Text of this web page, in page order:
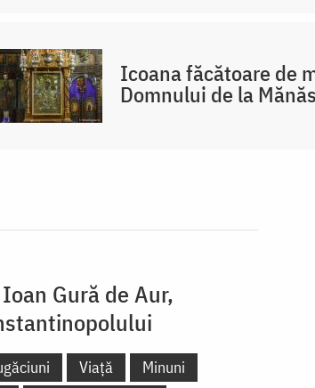
Icoana făcătoare de
Domnului de la
Gură de Aur,
Viață
Minuni